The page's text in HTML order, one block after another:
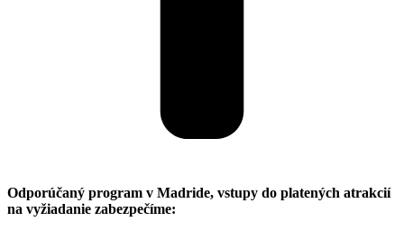
Odporúčaný program v Madride, vstupy do platených atrakcií
na vyžiadanie zabezpečíme: